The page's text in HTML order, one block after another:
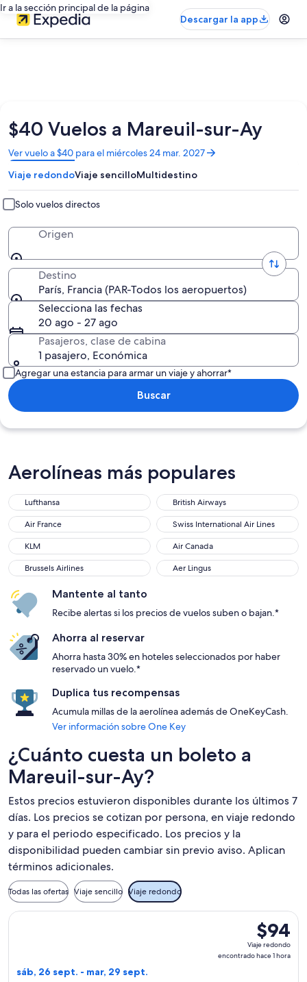
Ir a la sección principal de la página
Descargar la app
$40 Vuelos a Mareuil-sur-Ay
Ver vuelo a $40 para el miércoles 24 mar. 2027
Se
abrirá
en
una
nueva
ventana
Viaje redondoViaje sencilloMultidestino
Solo vuelos directos
Origen
Destino
París, Francia (PAR-Todos los aeropuertos)
Selecciona las fechas
20 ago - 27 ago
Pasajeros, clase de cabina
1 pasajero, Económica
Agregar una estancia para armar un viaje y ahorrar*
Buscar
Aerolíneas más populares
Lufthansa
Lufthansa British Airways
British Airways
Air France
Air France Swiss International Air Lines
Swiss International Air Lines
KLM
KLM Air Canada
Air Canada
Brussels Airlines
Brussels Airlines Aer Lingus
Aer Lingus
Mantente al tanto
Recibe alertas si los precios de vuelos suben o bajan.*
Ahorra al reservar
Ahorra hasta 30% en hoteles seleccionados por haber
reservado un vuelo.*
Duplica tus recompensas
Acumula millas de la aerolínea además de OneKeyCash.
Ver información sobre One Key
¿Cuánto cuesta un boleto a
Mareuil-sur-Ay?
Estos precios estuvieron disponibles durante los últimos 7
días. Los precios se cotizan por persona, en viaje redondo
y para el periodo especificado. Los precios y la
disponibilidad pueden cambiar sin previo aviso. Aplican
términos adicionales.
Todas las ofertas Viaje sencillo Viaje redondo
$94
Viaje
redondo,
$94
Viaje redondo
encontrado hace 1 hora
sáb, 26 sept. - mar, 29 sept.
Seleccionar vuelo de Ryanair, con salida el sáb, 26 sept.